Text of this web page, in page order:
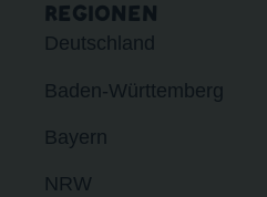
REGIONEN
Deutschland
Baden-Württemberg
Bayern
NRW